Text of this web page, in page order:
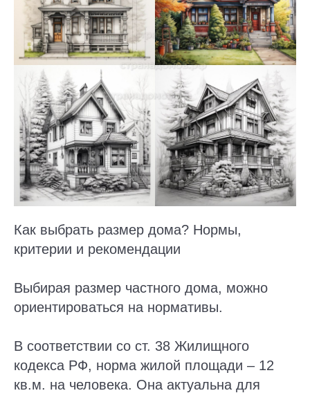
Как выбрать размер дома? Нормы,
критерии и рекомендации
Выбирая размер частного дома, можно
ориентироваться на нормативы.
В соответствии со ст. 38 Жилищного
кодекса РФ, норма жилой площади – 12
кв.м. на человека. Она актуальна для